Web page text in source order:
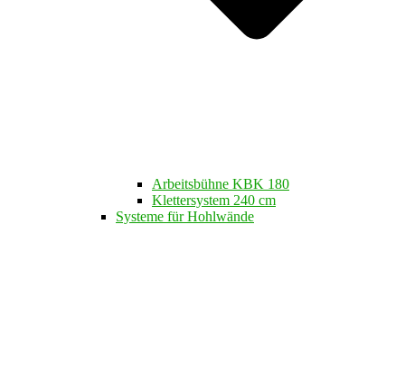
Arbeitsbühne KBK 180
Klettersystem 240 cm
Systeme für Hohlwände